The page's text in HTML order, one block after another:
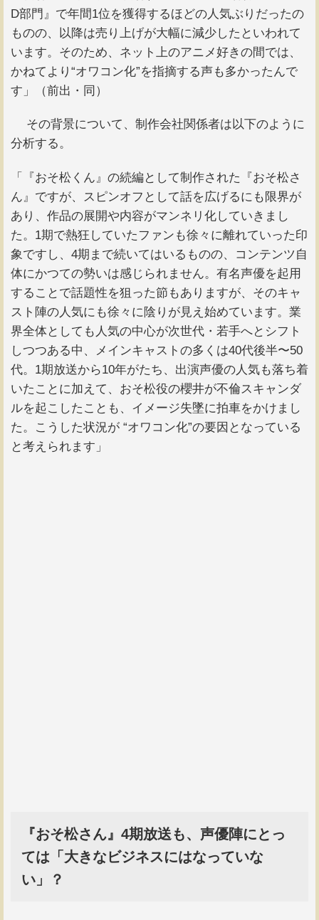
D部門』で年間1位を獲得するほどの人気ぶりだったの
ものの、以降は売り上げが大幅に減少したといわれて
います。そのため、ネット上のアニメ好きの間では、
かねてより“オワコン化”を指摘する声も多かったんで
す」（前出・同）
その背景について、制作会社関係者は以下のように
分析する。
「『おそ松くん』の続編として制作された『おそ松さ
ん』ですが、スピンオフとして話を広げるにも限界が
あり、作品の展開や内容がマンネリ化していきまし
た。1期で熱狂していたファンも徐々に離れていった印
象ですし、4期まで続いてはいるものの、コンテンツ自
体にかつての勢いは感じられません。有名声優を起用
することで話題性を狙った節もありますが、そのキャ
スト陣の人気にも徐々に陰りが見え始めています。業
界全体としても人気の中心が次世代・若手へとシフト
しつつある中、メインキャストの多くは40代後半〜50
代。1期放送から10年がたち、出演声優の人気も落ち着
いたことに加えて、おそ松役の櫻井が不倫スキャンダ
ルを起こしたことも、イメージ失墜に拍車をかけまし
た。こうした状況が “オワコン化”の要因となっている
と考えられます」
『おそ松さん』4期放送も、声優陣にとっ
ては「大きなビジネスにはなっていな
い」？